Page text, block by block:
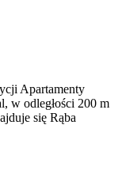
Apartamenty
w odległości 200 m
się Rąba